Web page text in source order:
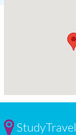
StudyTravel